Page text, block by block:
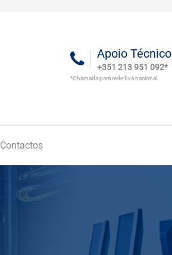
Apoio Técnico
+351 213 951 092*
*Chamada para rede fixa nacional
Contactos